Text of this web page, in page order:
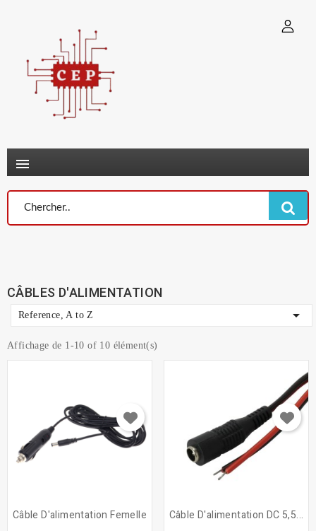

CÂBLES D'ALIMENTATION
Reference, A to Z 
Affichage de 1-10 of 10 élément(s)
Câble D'alimentation Femelle Câble D'alimentation DC 5,5...
Connexion ×
You need to be logged in to save products in your wish list.